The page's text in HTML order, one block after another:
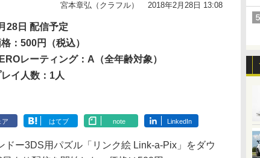
宮本章弘（クラフル） 2018年2月28日 13:08
28日 配信予定
：500円（税込）
レーティング：A（全年齢対象）
イ人数：1人
ア はてブ note LinkedIn
ー3DS用パズル「リンク絵 Link-a-Pix」をダウ